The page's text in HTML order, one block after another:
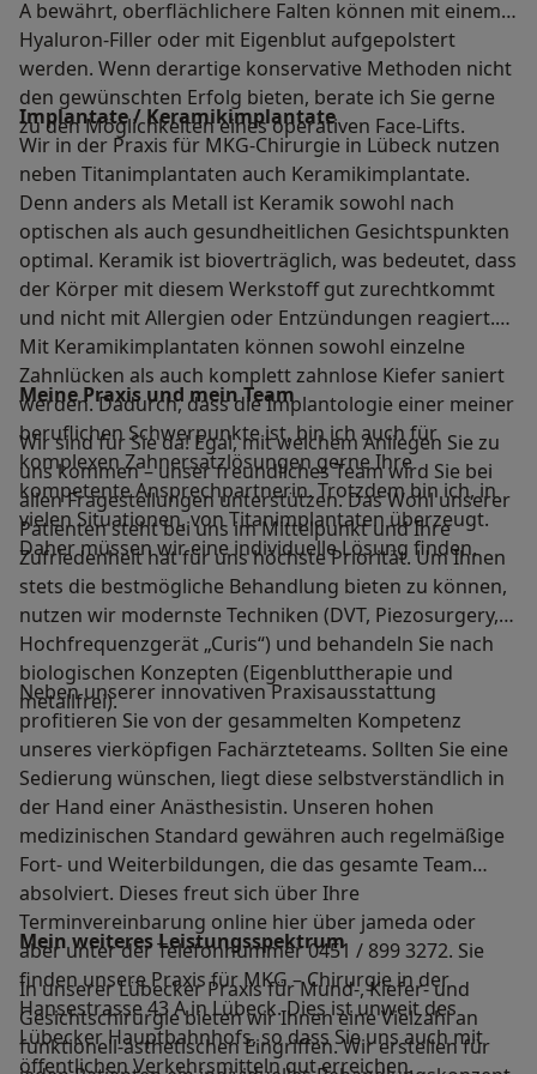
A bewährt, oberflächlichere Falten können mit einem
Hyaluron-Filler oder mit Eigenblut aufgepolstert
werden. Wenn derartige konservative Methoden nicht
den gewünschten Erfolg bieten, berate ich Sie gerne
zu den Möglichkeiten eines operativen Face-Lifts.
Implantate / Keramikimplantate
Wir in der Praxis für MKG-Chirurgie in Lübeck nutzen
neben Titanimplantaten auch Keramikimplantate.
Denn anders als Metall ist Keramik sowohl nach
optischen als auch gesundheitlichen Gesichtspunkten
optimal. Keramik ist bioverträglich, was bedeutet, dass
der Körper mit diesem Werkstoff gut zurechtkommt
und nicht mit Allergien oder Entzündungen reagiert.
Mit Keramikimplantaten können sowohl einzelne
Zahnlücken als auch komplett zahnlose Kiefer saniert
werden. Dadurch, dass die Implantologie einer meiner
beruflichen Schwerpunkte ist, bin ich auch für
komplexen Zahnersatzlösungen gerne Ihre
kompetente Ansprechpartnerin. Trotzdem bin ich, in
vielen Situationen, von Titanimplantaten überzeugt.
Daher müssen wir eine individuelle Lösung finden.
Meine Praxis und mein Team
Wir sind für Sie da! Egal, mit welchem Anliegen Sie zu
uns kommen – unser freundliches Team wird Sie bei
allen Fragestellungen unterstützen. Das Wohl unserer
Patienten steht bei uns im Mittelpunkt und Ihre
Zufriedenheit hat für uns höchste Priorität. Um Ihnen
stets die bestmögliche Behandlung bieten zu können,
nutzen wir modernste Techniken (DVT, Piezosurgery,
Hochfrequenzgerät „Curis“) und behandeln Sie nach
biologischen Konzepten (Eigenbluttherapie und
metallfrei).
Neben unserer innovativen Praxisausstattung
profitieren Sie von der gesammelten Kompetenz
unseres vierköpfigen Fachärzteteams. Sollten Sie eine
Sedierung wünschen, liegt diese selbstverständlich in
der Hand einer Anästhesistin. Unseren hohen
medizinischen Standard gewähren auch regelmäßige
Fort- und Weiterbildungen, die das gesamte Team
absolviert. Dieses freut sich über Ihre
Terminvereinbarung online hier über jameda oder
aber unter der Telefonnummer 0451 / 899 3272. Sie
finden unsere Praxis für MKG – Chirurgie in der
Hansestrasse 43 A in Lübeck. Dies ist unweit des
Lübecker Hauptbahnhofs, so dass Sie uns auch mit
öffentlichen Verkehrsmitteln gut erreichen.
Mein weiteres Leistungs­spektrum
In unserer Lübecker Praxis für Mund-, Kiefer- und
Gesichtschirurgie bieten wir Ihnen eine Vielzahl an
funktionell-ästhetischen Eingriffen. Wir erstellen für